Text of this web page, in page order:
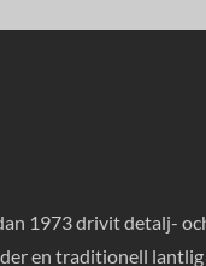
1973 drivit detalj-
en traditionell